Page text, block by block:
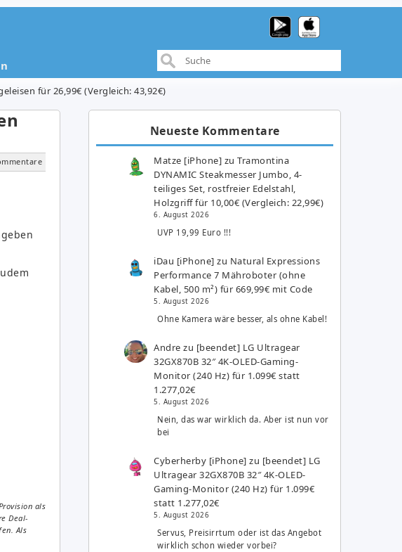
für 26,99€ (Vergleich: 43,92€)
als
Deal-
Als
Neueste Kommentare
Matze [iPhone] zuTramontina
DYNAMIC Steakmesser Jumbo, 4-
teiliges Set, rostfreier Edelstahl,
Holzgriff für 10,00€ (Vergleich: 22,99€)
6. August 2026
UVP 19,99 Euro !!!
iDau [iPhone] zu Natural Expressions
Performance 7 Mähroboter (ohne
Kabel, 500 m²) für 669,99€ mit Code
5. August 2026
Ohne Kamera wäre besser, als ohne Kabel!
Andre zu [beendet] LG Ultragear
32GX870B 32″ 4K-OLED-Gaming-
Monitor (240 Hz) für 1.099€ statt
1.277,02€
5. August 2026
Nein, das war wirklich da. Aber ist nun vor
bei
Cyberherby [iPhone] zu [beendet] LG
Ultragear 32GX870B 32″ 4K-OLED-
Gaming-Monitor (240 Hz) für 1.099€
statt 1.277,02€
5. August 2026
Servus, Preisirrtum oder ist das Angebot
wirklich schon wieder vorbei?